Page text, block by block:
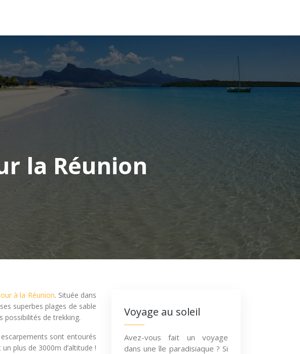
la Réunion
à la Réunion. Située dans
superbes plages de sable
possibilités de trekking.
sont entourés
plus de 3000m d’altitude !
Voyage au soleil
Avez-vous fait un voyage
dans une île paradisiaque ? Si